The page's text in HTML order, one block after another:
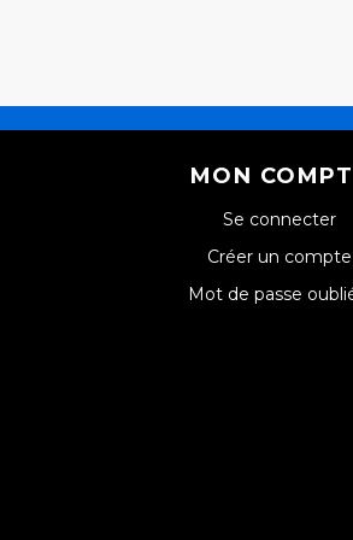
MON
Se connecter
Créer un compte
Mot de passe